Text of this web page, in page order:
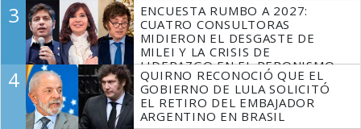
3
ENCUESTA RUMBO A 2027:
CUATRO CONSULTORAS
MIDIERON EL DESGASTE DE
MILEI Y LA CRISIS DE
LIDERAZGO EN EL PERONISMO
4
QUIRNO RECONOCIÓ QUE EL
GOBIERNO DE LULA SOLICITÓ
EL RETIRO DEL EMBAJADOR
ARGENTINO EN BRASIL